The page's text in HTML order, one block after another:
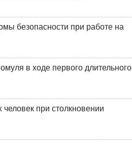
безопасности при работе на
в ходе первого длительного
при столкновении